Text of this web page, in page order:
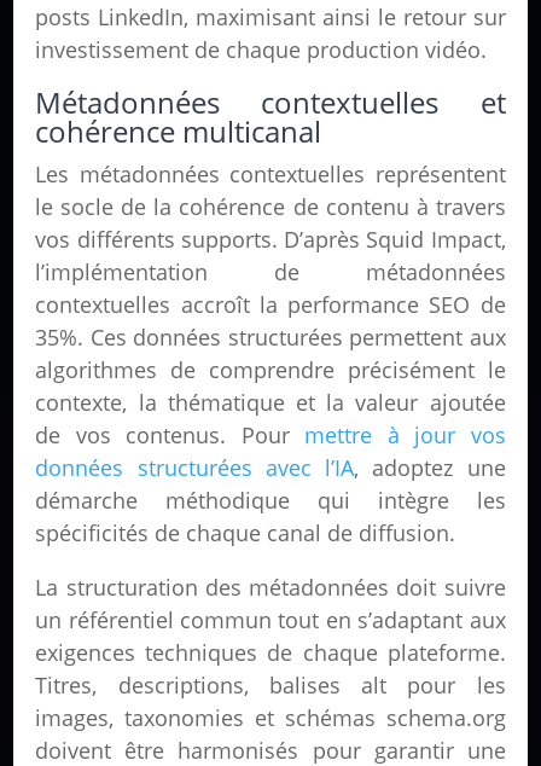
posts LinkedIn, maximisant ainsi le retour sur
investissement de chaque production vidéo.
Métadonnées contextuelles et
cohérence multicanal
Les métadonnées contextuelles représentent
le socle de la cohérence de contenu à travers
vos différents supports. D’après Squid Impact,
l’implémentation de métadonnées
contextuelles accroît la performance SEO de
35%. Ces données structurées permettent aux
algorithmes de comprendre précisément le
contexte, la thématique et la valeur ajoutée
de vos contenus. Pour mettre à jour vos
données structurées avec l’IA, adoptez une
démarche méthodique qui intègre les
spécificités de chaque canal de diffusion.
La structuration des métadonnées doit suivre
un référentiel commun tout en s’adaptant aux
exigences techniques de chaque plateforme.
Titres, descriptions, balises alt pour les
images, taxonomies et schémas schema.org
doivent être harmonisés pour garantir une